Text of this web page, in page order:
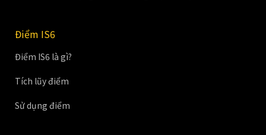
Điểm IS6
Điểm IS6 là gì?
Tích lũy điểm
Sử dụng điểm